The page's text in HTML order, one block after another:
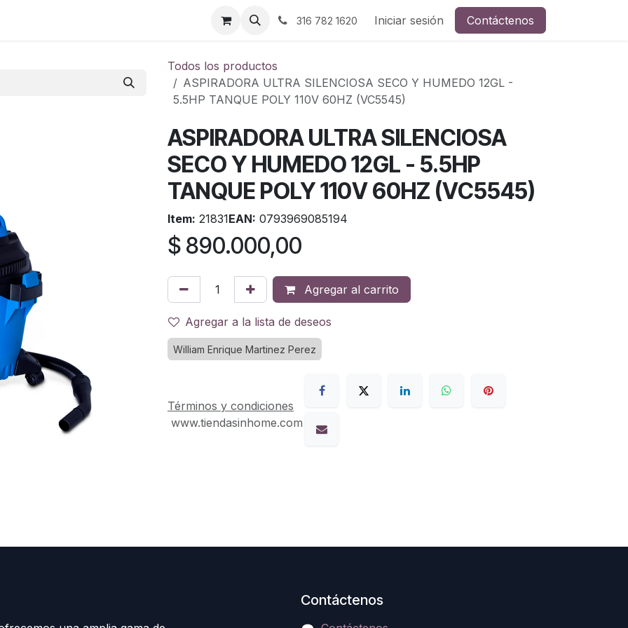
316 782 1620 Iniciar sesión Contáctenos
Todos los productos
ASPIRADORA ULTRA SILENCIOSA SECO Y HUMEDO 12GL -
5.5HP TANQUE POLY 110V 60HZ (VC5545)
ASPIRADORA ULTRA SILENCIOSA
SECO Y HUMEDO 12GL - 5.5HP
TANQUE POLY 110V 60HZ (VC5545)
Item: 21831EAN: 0793969085194
$ 890.000,00
Agregar al carrito
Agregar a la lista de deseos
William Enrique Martinez Perez
Términos y condiciones
www.tiendasinhome.com
Contáctenos